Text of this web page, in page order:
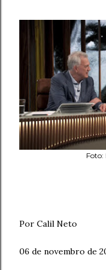
Foto:
Por Calil Neto
06 de novembro de